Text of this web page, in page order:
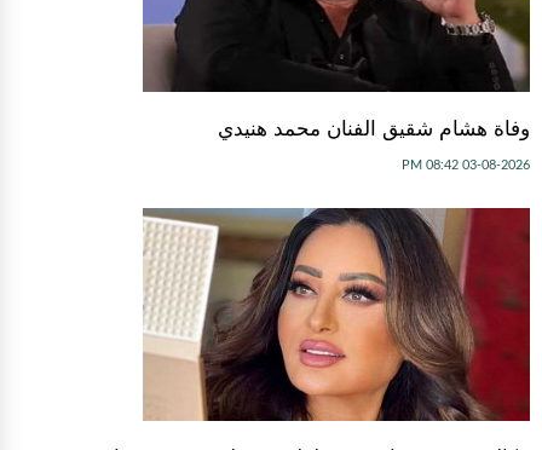
وفاة هشام شقيق الفنان محمد هنيدي
03-08-2026 08:42 PM